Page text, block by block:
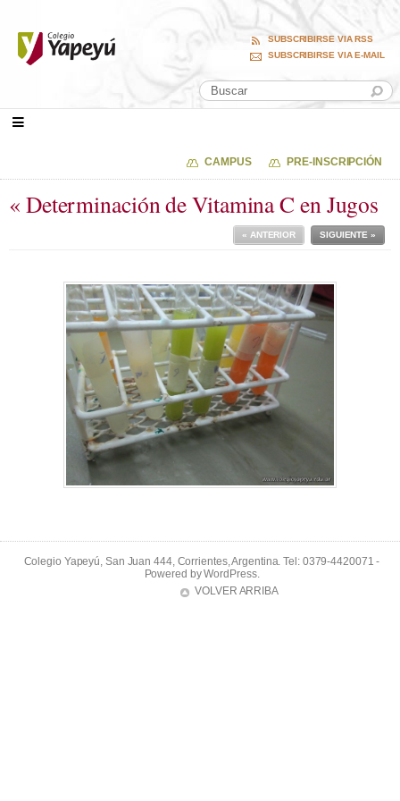
SUBSCRIBIRSE VIA RSS
SUBSCRIBIRSE VIA E-MAIL
CAMPUS PRE-INSCRIPCIÓN
« Determinación de Vitamina C en Jugos
SIGUIENTE »
« ANTERIOR
Colegio Yapeyú, San Juan 444, Corrientes, Argentina. Tel: 0379-4420071 -
Powered byWordPress.
VOLVER ARRIBA